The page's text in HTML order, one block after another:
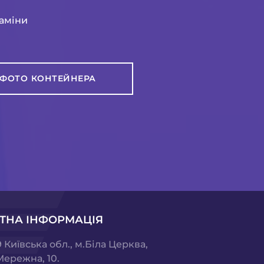
КОНТЕЙНЕРА
ІНФОРМАЦІЯ
Київська обл., м.Біла Церква,
10.